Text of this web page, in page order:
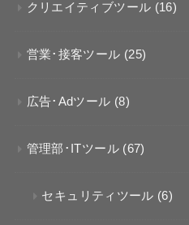
クリエイティブツール (16)
営業･接客ツール (25)
広告･Adツール (8)
管理部･ITツール (67)
セキュリティツール (6)